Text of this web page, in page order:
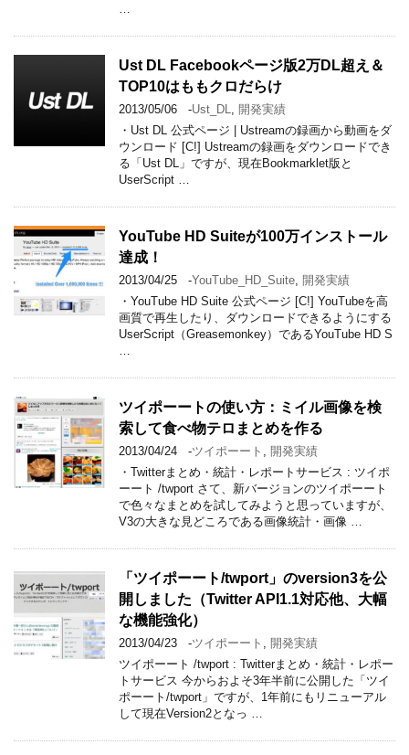
…
Ust DL Facebookページ版2万DL超え＆
TOP10はももクロだらけ
2013/05/06 -Ust_DL, 開発実績
・Ust DL 公式ページ | Ustreamの録画から動画をダ
ウンロード [C!] Ustreamの録画をダウンロードでき
る「Ust DL」ですが、現在Bookmarklet版と
UserScript …
YouTube HD Suiteが100万インストール
達成！
2013/04/25 -YouTube_HD_Suite, 開発実績
・YouTube HD Suite 公式ページ [C!] YouTubeを高
画質で再生したり、ダウンロードできるようにする
UserScript（Greasemonkey）であるYouTube HD S
…
ツイポーートの使い方：ミイル画像を検
索して食べ物テロまとめを作る
2013/04/24 -ツイポーート , 開発実績
・Twitterまとめ・統計・レポートサービス : ツイポ
ーート /twport さて、新バージョンのツイポーート
で色々なまとめを試してみようと思っていますが、
V3の大きな見どころである画像統計・画像 …
「ツイポーート/twport」のversion3を公
開しました（Twitter API1.1対応他、大幅
な機能強化）
2013/04/23 -ツイポーート , 開発実績
ツイポーート /twport : Twitterまとめ・統計・レポー
トサービス 今からおよそ3年半前に公開した「ツイ
ポーート/twport」ですが、1年前にもリニューアル
して現在Version2となっ …